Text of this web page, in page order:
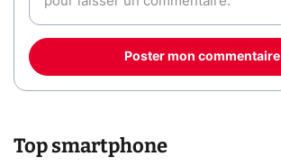
Poster mon commentaire
Top smartphone